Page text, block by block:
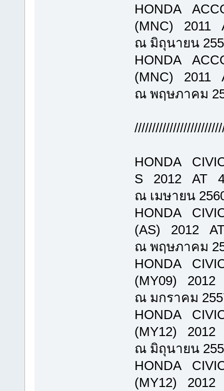
HONDA
(MNC) 2011
ณ มิถุนายน
HONDA
(MNC) 2011
ณ พฤษภาคม
HONDA
S 2012 AT
ณ เมษายน
HONDA
(AS) 2012
ณ พฤษภาคม
HONDA
(MY09) 2012
ณ มกราคม
HONDA
(MY12) 2012
ณ มิถุนายน
HONDA
(MY12) 2012